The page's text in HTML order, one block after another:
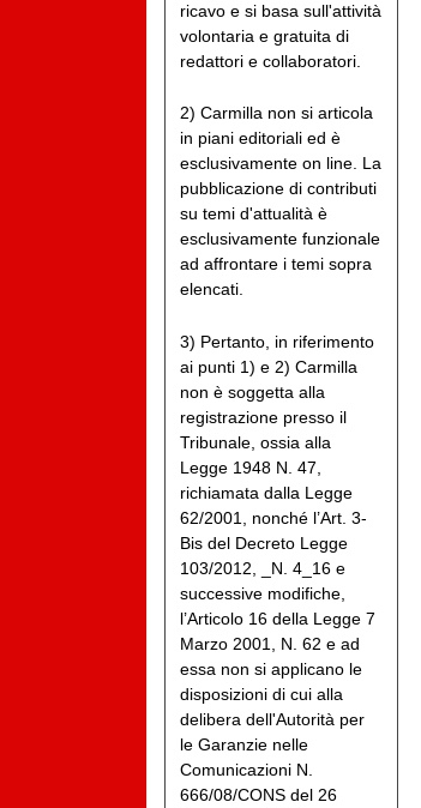
ricavo e si basa sull'attività
volontaria e gratuita di
redattori e collaboratori.
2) Carmilla non si articola
in piani editoriali ed è
esclusivamente on line. La
pubblicazione di contributi
su temi d'attualità è
esclusivamente funzionale
ad affrontare i temi sopra
elencati.
3) Pertanto, in riferimento
ai punti 1) e 2) Carmilla
non è soggetta alla
registrazione presso il
Tribunale, ossia alla
Legge 1948 N. 47,
richiamata dalla Legge
62/2001, nonché l’Art. 3-
Bis del Decreto Legge
103/2012, _N. 4_16 e
successive modifiche,
l’Articolo 16 della Legge 7
Marzo 2001, N. 62 e ad
essa non si applicano le
disposizioni di cui alla
delibera dell'Autorità per
le Garanzie nelle
Comunicazioni N.
666/08/CONS del 26